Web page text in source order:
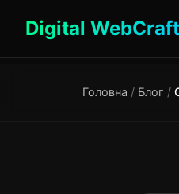
Digital WebCraft
Головна / Блог /